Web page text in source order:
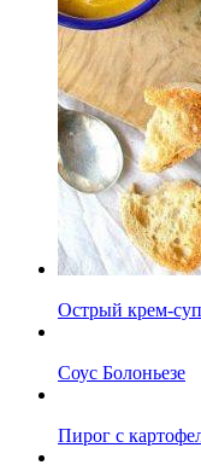
Острый крем-
Соус Болоньезе
Пирог с